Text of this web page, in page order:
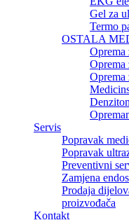
Gel za
Termo
OSTALA
Oprema
Oprema
Oprema
Servis
Popravak
Popravak
Preventivni
Zamjena
Prodaja
proizvođača
Kontakt